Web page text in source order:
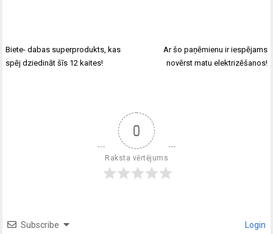
Biete- dabas superprodukts, kas
spēj dziedināt šīs 12 kaites!
Ar šo paņēmienu ir iespējams
novērst matu elektrizēšanos!
0
Raksta vērtējums
Subscribe Login